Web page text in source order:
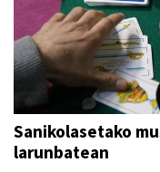
Sanikolasetako
larunbatean